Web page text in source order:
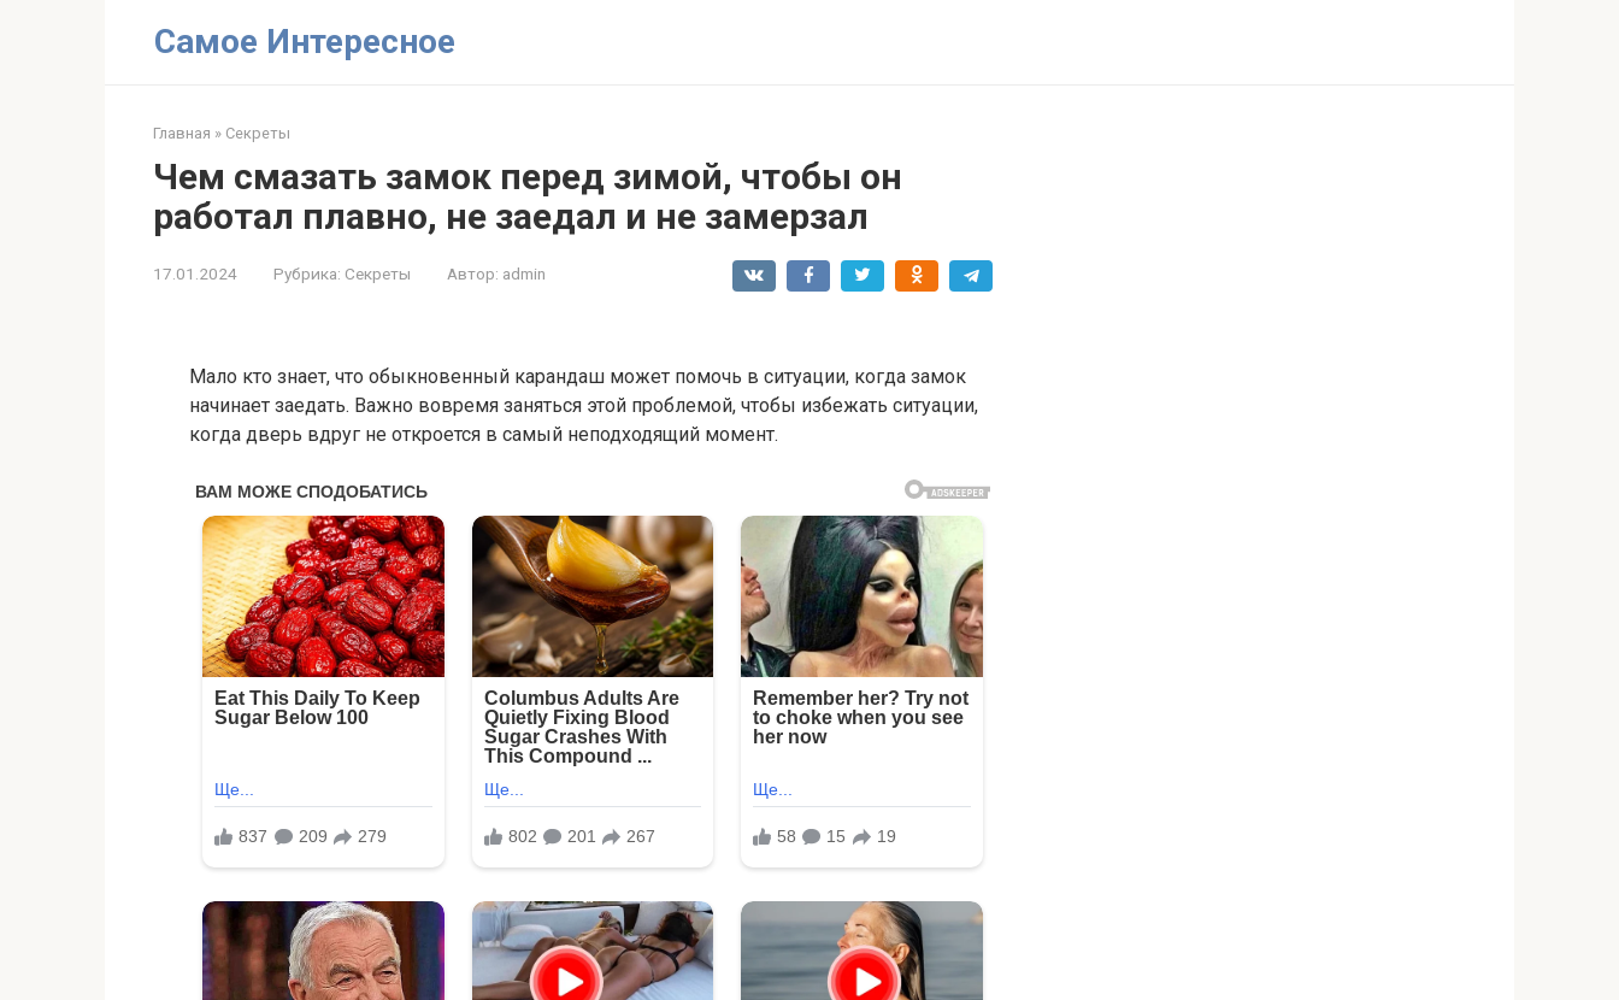
Самое Интересное
Главная » Секреты
Чем смазать замок перед зимой, чтобы он
работал плавно, не заедал и не замерзал
17.01.2024 Рубрика: Секреты Автор: admin
Мало кто знает, что обыкновенный карандаш может помочь в ситуации, когда замок
начинает заедать. Важно вовремя заняться этой проблемой, чтобы избежать ситуации,
когда дверь вдруг не откроется в самый неподходящий момент.